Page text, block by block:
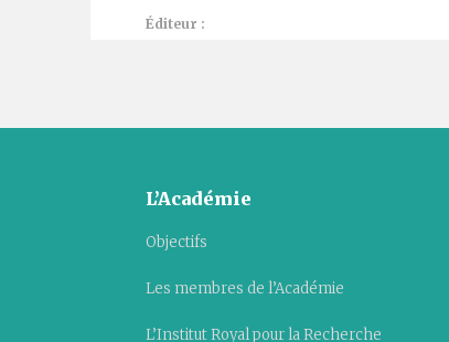
Éditeur :
L’Académie
Objectifs
Les membres de l’Académie
L’Institut Royal pour la Recherche